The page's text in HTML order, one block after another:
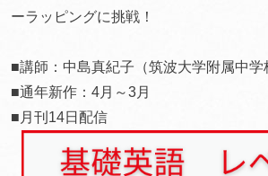
ーラッピングに挑戦！
■講師：中島真紀子（筑波大学附属中学
■通年新作：4月～3月
■月刊14日配信